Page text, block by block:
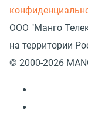
ООО "Манго
на территории
© 2000-2026